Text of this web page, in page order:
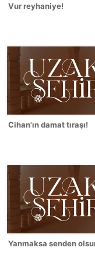
Vur reyhaniye!
Cihan'ın damat tıraşı!
Yanmaksa senden